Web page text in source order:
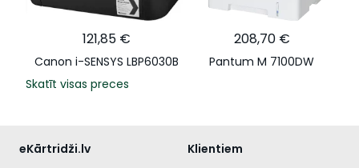
121,85 €
Canon i-SENSYS LBP6030B
208,70 €
Pantum M 7100DW
Skatīt visas preces
eKārtridži.lv Klientiem